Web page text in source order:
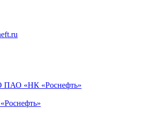
ПАО «НК «Роснефть»